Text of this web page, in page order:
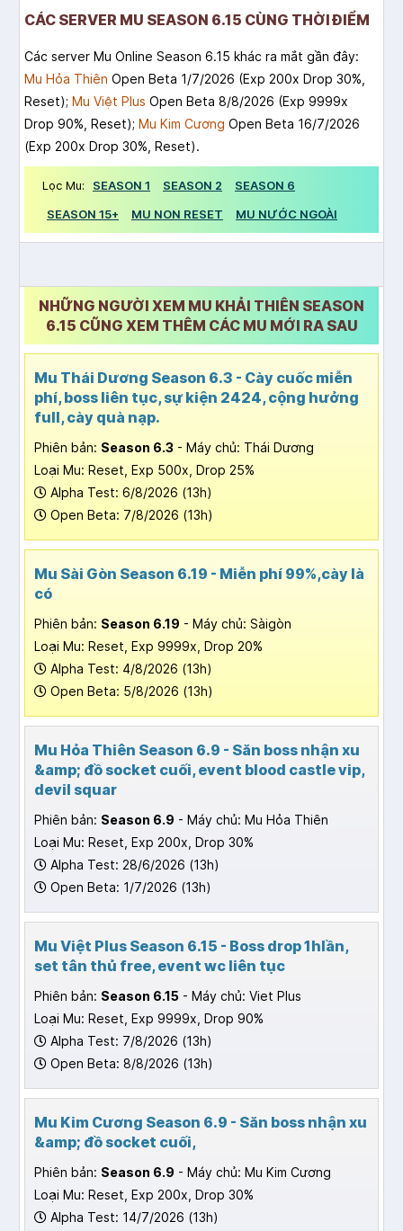
CÁC SERVER MU SEASON 6.15 CÙNG THỜI ĐIỂM
Các server Mu Online Season 6.15 khác ra mắt gần đây:
Mu Hỏa Thiên Open Beta 1/7/2026 (Exp 200x Drop 30%,
Reset); Mu Việt Plus Open Beta 8/8/2026 (Exp 9999x
Drop 90%, Reset); Mu Kim Cương Open Beta 16/7/2026
(Exp 200x Drop 30%, Reset).
Lọc Mu: SEASON 1 SEASON 2
SEASON 6
SEASON 15+
MU NON RESET MU NƯỚC NGOÀI
NHỮNG NGƯỜI XEM MU KHẢI THIÊN SEASON
6.15 CŨNG XEM THÊM CÁC MU MỚI RA SAU
Mu Thái Dương Season 6.3 - Cày cuốc miễn
phí, boss liên tục, sự kiện 2424, cộng hưởng
full, cày quà nạp.
Phiên bản: Season 6.3 - Máy chủ: Thái Dương
Loại Mu: Reset, Exp 500x, Drop 25%
Alpha Test: 6/8/2026 (13h)
Open Beta: 7/8/2026 (13h)
Mu Sài Gòn Season 6.19 - Miễn phí 99%,cày là
có
Phiên bản: Season 6.19 - Máy chủ: Sàigòn
Loại Mu: Reset, Exp 9999x, Drop 20%
Alpha Test: 4/8/2026 (13h)
Open Beta: 5/8/2026 (13h)
Mu Hỏa Thiên Season 6.9 - Săn boss nhận xu
&amp; đồ socket cuối, event blood castle vip,
devil squar
Phiên bản: Season 6.9 - Máy chủ: Mu Hỏa Thiên
Loại Mu: Reset, Exp 200x, Drop 30%
Alpha Test: 28/6/2026 (13h)
Open Beta: 1/7/2026 (13h)
Mu Việt Plus Season 6.15 - Boss drop 1hlần,
set tân thủ free, event wc liên tục
Phiên bản: Season 6.15 - Máy chủ: Viet Plus
Loại Mu: Reset, Exp 9999x, Drop 90%
Alpha Test: 7/8/2026 (13h)
Open Beta: 8/8/2026 (13h)
Mu Kim Cương Season 6.9 - Săn boss nhận xu
&amp; đồ socket cuối,
Phiên bản: Season 6.9 - Máy chủ: Mu Kim Cương
Loại Mu: Reset, Exp 200x, Drop 30%
Alpha Test: 14/7/2026 (13h)